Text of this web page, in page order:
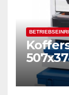
RAL